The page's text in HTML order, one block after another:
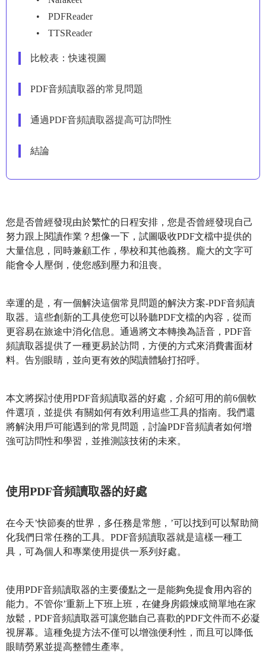
PDFReader
TTSReader
比較表：快速視圖
PDF音頻讀取器的常見問題
通過PDF音頻讀取器提高可訪問性
結論
您是否曾經發現由於繁忙的日程安排，您是否曾經發現自己
努力跟上閱讀作業？想像一下，試圖吸收PDF文檔中提供的
大量信息，同時兼顧工作，學校和其他義務。龐大的文字可
能會令人壓倒，使您感到壓力和沮喪。
幸運的是，有一個解決這個常見問題的解決方案-PDF音頻讀
取器。這些創新的工具使您可以聆聽PDF文檔的內容，從而
更容易在旅途中消化信息。通過將文本轉換為語音，PDF音
頻讀取器提供了一種更易於訪問，方便的方式來消費書面材
料。告別眼睛，並向更有效的閱讀體驗打招呼。
本文將探討使用PDF音頻讀取器的好處，介紹可用的前6個軟
件選項，並提供 有關如何有效利用這些工具的指南。我們還
將解決用戶可能遇到的常見問題，討論PDF音頻讀者如何增
強可訪問性和學習，並推測該技術的未來。
使用PDF音頻讀取器的好處
在今天’快節奏的世界，多任務是常態，’可以找到可以幫助簡
化我們日常任務的工具。PDF音頻讀取器就是這樣一種工
具，可為個人和專業使用提供一系列好處。
使用PDF音頻讀取器的主要優點之一是能夠免提食用內容的
能力。不管你’重新上下班上班，在健身房鍛煉或簡單地在家
放鬆，PDF音頻讀取器可讓您聽自己喜歡的PDF文件而不必凝
視屏幕。這種免提方法不僅可以增強便利性，而且可以降低
眼睛勞累並提高整體生產率。